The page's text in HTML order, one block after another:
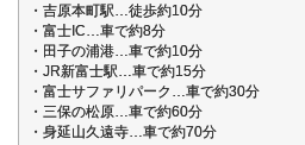
・吉原本町駅…徒歩約10分
・富士IC…車で約8分
・田子の浦港…車で約10分
・JR新富士駅…車で約15分
・富士サファリパーク…車で約30分
・三保の松原…車で約60分
・身延山久遠寺…車で約70分